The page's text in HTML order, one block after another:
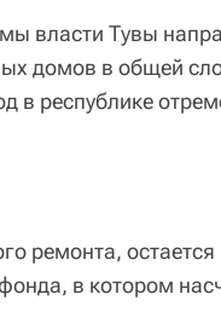
власти Тувы
домов в общей
в республике
ремонта,
в котором